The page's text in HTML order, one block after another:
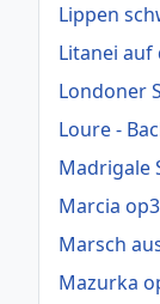
Lippen
Litanei auf
Londoner
Loure -
Madrigale
Marcia
Marsch
Mazurka